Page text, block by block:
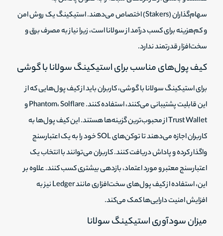
سهام‌گذاران (Stakers) اختصاص می‌دهند. استیکینگ یک روش امن
و کم‌هزینه برای کسب درآمد از سولانا است، زیرا نیاز به مصرف برق و
سخت‌افزار قدرتمند ندارد.
کیف پول‌های مناسب برای استیکینگ سولانا با گوشی
برای استیکینگ سولانا با گوشی، کاربران باید از کیف پول‌هایی که از
این قابلیت پشتیبانی می‌کنند، استفاده کنند. Phantom، Solflare و
Trust Wallet از محبوب‌ترین گزینه‌ها هستند. این کیف پول‌ها به
کاربران اجازه می‌دهند تا توکن‌های SOL خود را به یک اعتبارسنج
واگذار کرده و پاداش دریافت کنند. کاربران می‌توانند با انتخاب یک
اعتبارسنج معتبر و مورد اعتماد، بازدهی بیشتری کسب کنند. علاوه بر
این، استفاده از کیف پول‌های سخت‌افزاری مانند Ledger نیز به
افزایش امنیت دارایی‌ها کمک می‌کند.
میزان سودآوری استیکینگ سولانا